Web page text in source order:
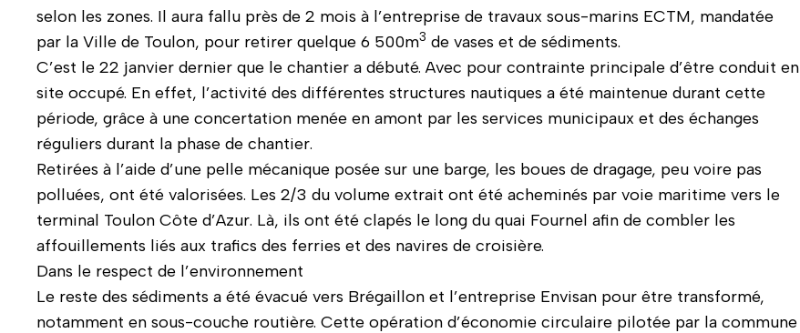
selon les zones. Il aura fallu près de 2 mois à l’entreprise de travaux sous-marins ECTM, mandatée
par la Ville de Toulon, pour retirer quelque 6 500m3 de vases et de sédiments.
C’est le 22 janvier dernier que le chantier a débuté. Avec pour contrainte principale d’être conduit en
site occupé. En effet, l’activité des différentes structures nautiques a été maintenue durant cette
période, grâce à une concertation menée en amont par les services municipaux et des échanges
réguliers durant la phase de chantier.
Retirées à l’aide d’une pelle mécanique posée sur une barge, les boues de dragage, peu voire pas
polluées, ont été valorisées. Les 2/3 du volume extrait ont été acheminés par voie maritime vers le
terminal Toulon Côte d’Azur. Là, ils ont été clapés le long du quai Fournel afin de combler les
affouillements liés aux trafics des ferries et des navires de croisière.
Dans le respect de l’environnement
Le reste des sédiments a été évacué vers Brégaillon et l’entreprise Envisan pour être transformé,
notamment en sous-couche routière. Cette opération d’économie circulaire pilotée par la commune